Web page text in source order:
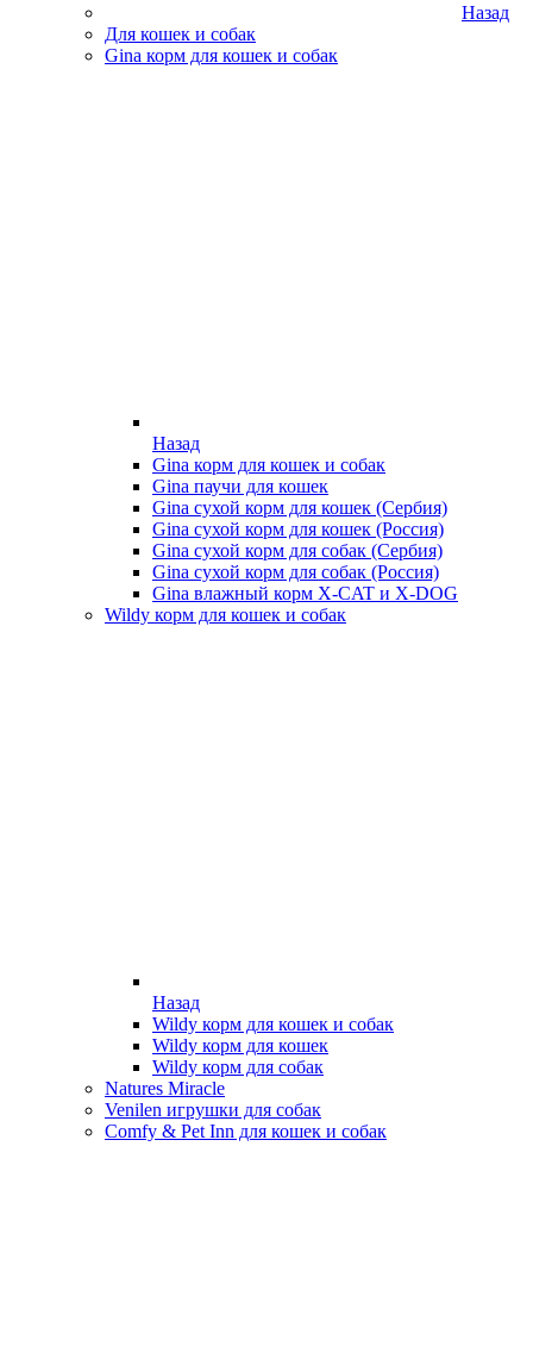
Назад
Для кошек и собак
Gina корм для кошек и собак
Назад
Gina корм для кошек и собак
Gina паучи для кошек
Gina сухой корм для кошек (Сербия)
Gina сухой корм для кошек (Россия)
Gina сухой корм для собак (Сербия)
Gina сухой корм для собак (Россия)
Gina влажный корм X-CAT и X-DOG
Wildy корм для кошек и собак
Назад
Wildy корм для кошек и собак
Wildy корм для кошек
Wildy корм для собак
Natures Miracle
Venilen игрушки для собак
Comfy & Pet Inn для кошек и собак